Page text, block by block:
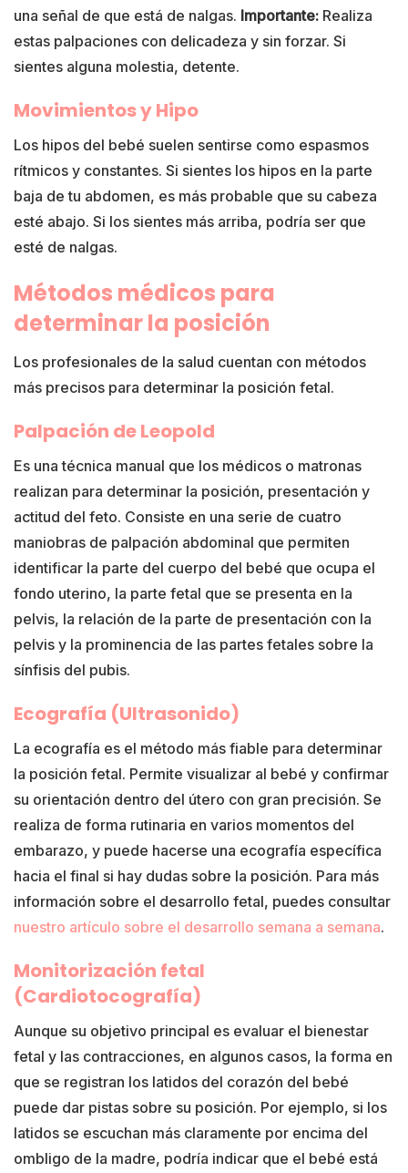
una señal de que está de nalgas. Importante: Realiza
estas palpaciones con delicadeza y sin forzar. Si
sientes alguna molestia, detente.
Movimientos y Hipo
Los hipos del bebé suelen sentirse como espasmos
rítmicos y constantes. Si sientes los hipos en la parte
baja de tu abdomen, es más probable que su cabeza
esté abajo. Si los sientes más arriba, podría ser que
esté de nalgas.
Métodos médicos para
determinar la posición
Los profesionales de la salud cuentan con métodos
más precisos para determinar la posición fetal.
Palpación de Leopold
Es una técnica manual que los médicos o matronas
realizan para determinar la posición, presentación y
actitud del feto. Consiste en una serie de cuatro
maniobras de palpación abdominal que permiten
identificar la parte del cuerpo del bebé que ocupa el
fondo uterino, la parte fetal que se presenta en la
pelvis, la relación de la parte de presentación con la
pelvis y la prominencia de las partes fetales sobre la
sínfisis del pubis.
Ecografía (Ultrasonido)
La ecografía es el método más fiable para determinar
la posición fetal. Permite visualizar al bebé y confirmar
su orientación dentro del útero con gran precisión. Se
realiza de forma rutinaria en varios momentos del
embarazo, y puede hacerse una ecografía específica
hacia el final si hay dudas sobre la posición. Para más
información sobre el desarrollo fetal, puedes consultar
nuestro artículo sobre el desarrollo semana a semana.
Monitorización fetal
(Cardiotocografía)
Aunque su objetivo principal es evaluar el bienestar
fetal y las contracciones, en algunos casos, la forma en
que se registran los latidos del corazón del bebé
puede dar pistas sobre su posición. Por ejemplo, si los
latidos se escuchan más claramente por encima del
ombligo de la madre, podría indicar que el bebé está